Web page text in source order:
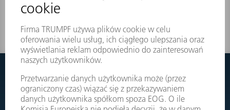
wyników
Nic nie znaleziono?
Wystarczy przejść do rysunków złożeniowych Państwa